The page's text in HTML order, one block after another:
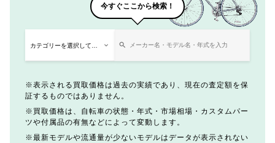
今すぐここから検索！
表示される買取価格は過去の実績であり、現在の査定額を保
証するものではありません。
買取価格は、自転車の状態・年式・市場相場・カスタムパー
ツや付属品の有無などによって変動します。
最新モデルや流通量が少ないモデルはデータが表示されない